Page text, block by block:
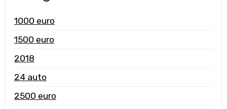
1000 euro
1500 euro
2018
24 auto
2500 euro